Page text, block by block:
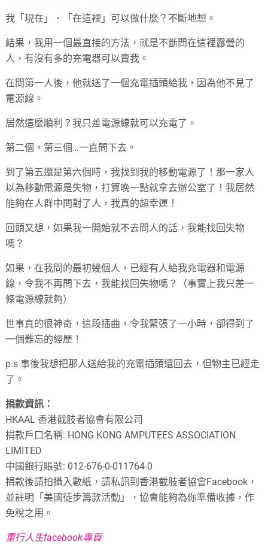
我「現在」、「在這裡」可以做什麼？不斷地想。
結果，我用一個最直接的方法，就是不斷問在這裡露營的
人，有沒有多的充電器可以賣我。
在問第一人後，他就送了一個充電插頭給我，因為他不見了
電源線。
居然這麼順利？我只差電源線就可以充電了。
第二個，第三個…一直問下去。
到了第五還是第六個時，我找到我的移動電源了！那一家人
以為移動電源是失物，打算晚一點就拿去辦公室了！我居然
能夠在人群中問對了人，我真的超幸運！
回頭又想，如果我一開始就不去問人的話，我能找回失物
嗎？
如果，在我問的最初幾個人，已經有人給我充電器和電源
線，令我不再問下去，我能找回失物嗎？（事實上我只差一
條電源線就夠）
世事真的很神奇，這段插曲，令我緊張了一小時，卻得到了
一個難忘的經歷！
p.s 事後我想把那人送給我的充電插頭還回去，但物主已經走
了。
捐款資訊：
HKAAL 香港截肢者協會有限公司
捐款戶口名稱: HONG KONG AMPUTEES ASSOCIATION
LIMITED
中國銀行賬號: 012-676-0-011764-0
捐款後請拍攝入數紙，請私訊到香港截肢者協會Facebook，
並註明「美國徒步籌款活動」，協會能夠為你準備收據，作
免稅之用。
重行人生facebook專頁